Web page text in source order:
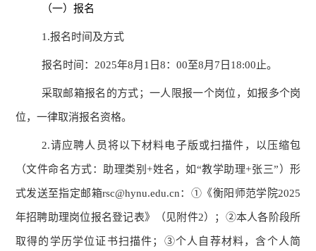
（一）报名
1.报名时间及方式
报名时间： 2025年8月1日8：00至8月7日18:00止。
采取邮箱报名的方式；一人限报一个岗位，如报多个岗
位，一律取消报名资格。
2.请应聘人员将以下材料电子版或扫描件，以压缩包
（文件命名方式：助理类别+姓名，如“教学助理+张三”）形
式发送至指定邮箱rsc@hynu.edu.cn：①《衡阳师范学院2025
年招聘助理岗位报名登记表》（见附件2）；②本人各阶段所
取得的学历学位证书扫描件；③个人自荐材料，含个人简